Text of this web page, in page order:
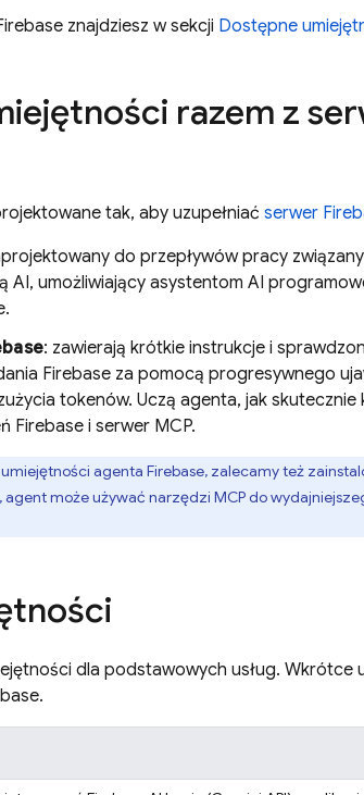
znajdziesz w sekcji Dostępne
razem z
tak, aby uzupełniać serwer
do przepływów pracy
AI, umożliwiający asystentom AI
: zawierają krótkie instrukcje i
Firebase za pomocą progresywnego
tokenów. Uczą agenta, jak
Firebase i serwer MCP.
agenta Firebase, zalecamy też
może używać narzędzi MCP do
dla podstawowych usług. Wkrótce